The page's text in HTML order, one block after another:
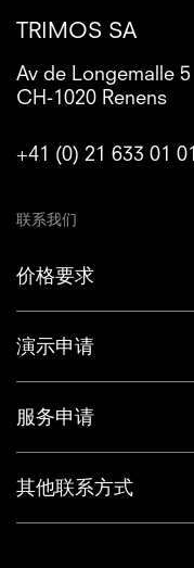
TRIMOS SA
Av de Longemalle 5
CH-1020 Renens
+41 (0) 21 633 01 01
联系我们
价格要求
演示申请
服务申请
其他联系方式